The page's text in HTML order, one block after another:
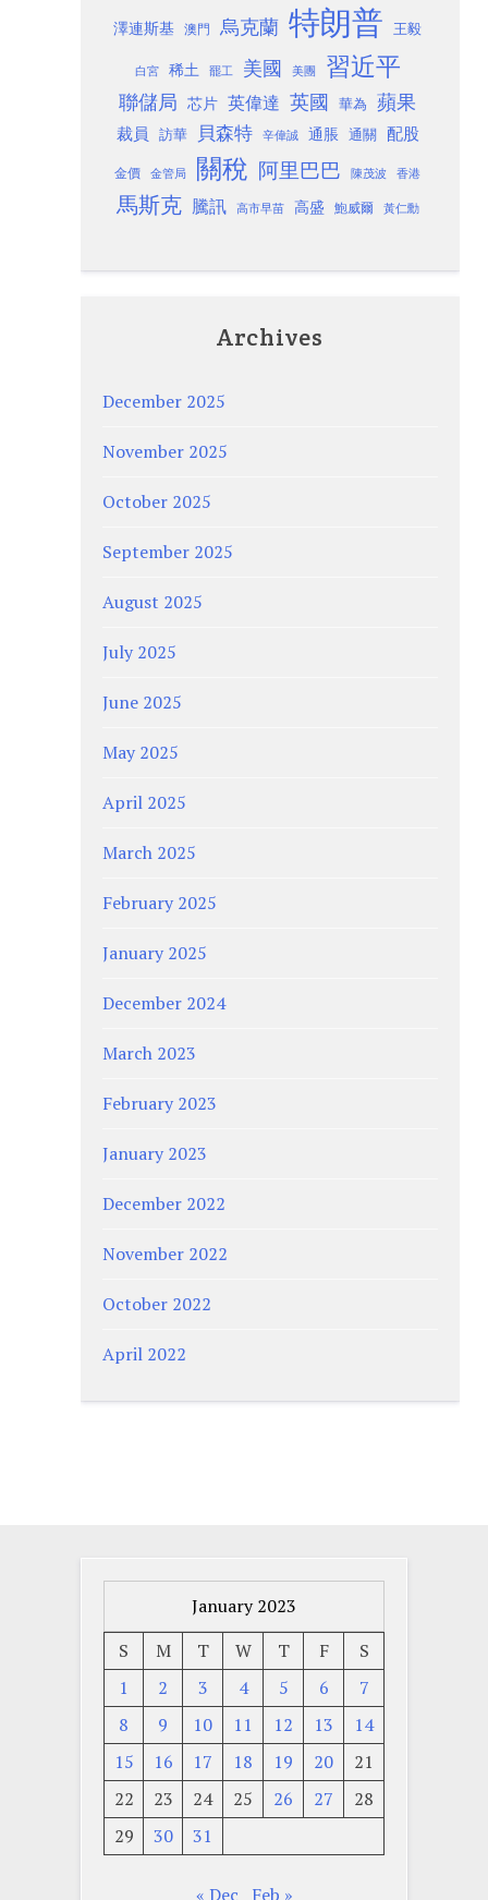
澤連斯基 澳門 烏克蘭 特朗普 王毅
白宮 稀土 罷工 美國 美團 習近平
聯儲局 芯片 英偉達 英國 華為 蘋果
裁員 訪華 貝森特 辛偉誠 通脹 通關 配股
金價 金管局 關稅 阿里巴巴 陳茂波 香港
馬斯克 騰訊 高市早苗 高盛 鮑威爾 黃仁勳
Archives
December 2025
November 2025
October 2025
September 2025
August 2025
July 2025
June 2025
May 2025
April 2025
March 2025
February 2025
January 2025
December 2024
March 2023
February 2023
January 2023
December 2022
November 2022
October 2022
April 2022
January 2023
S
M T W T F
S
1
2 3 4 5 6
7
8
9 10 11 12 13
14
15
16 17 18 19 20
21
22
23 24 25 26 27
28
29
30 31
« Dec Feb »